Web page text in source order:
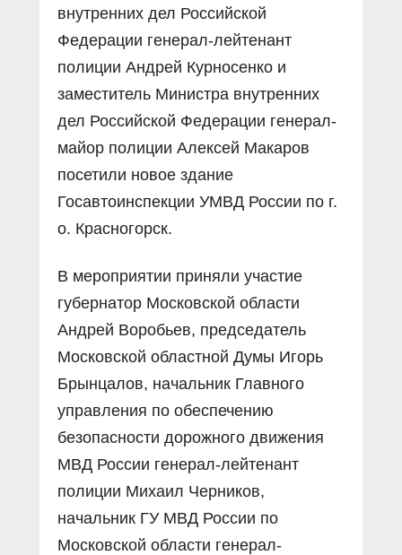
внутренних дел Российской
Федерации генерал-лейтенант
полиции Андрей Курносенко и
заместитель Министра внутренних
дел Российской Федерации генерал-
майор полиции Алексей Макаров
посетили новое здание
Госавтоинспекции УМВД России по г.
о. Красногорск.
В мероприятии приняли участие
губернатор Московской области
Андрей Воробьев, председатель
Московской областной Думы Игорь
Брынцалов, начальник Главного
управления по обеспечению
безопасности дорожного движения
МВД России генерал-лейтенант
полиции Михаил Черников,
начальник ГУ МВД России по
Московской области генерал-